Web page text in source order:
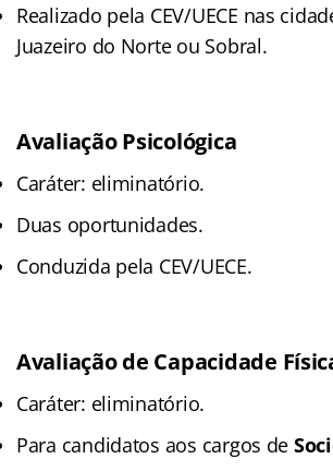
Realizado pela CEV/UECE nas
Juazeiro do Norte ou Sobral.
Avaliação Psicológica
Caráter: eliminatório.
Duas oportunidades.
Conduzida pela CEV/UECE.
Avaliação de Capacidade
Caráter: eliminatório.
Para candidatos aos cargos de